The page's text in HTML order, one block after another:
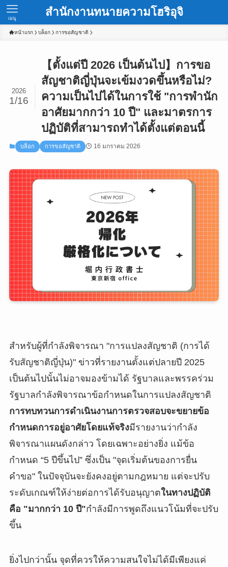
สำนักงานทนายความโฮริอุจิ
เมนู
หน้าแรก บล็อก การขอสัญชาติ
【ตั้งแต่ปี 2026 เป็นต้นไป】การขอ
สัญชาติญี่ปุ่นจะเข้มงวดขึ้นหรือไม่?
ความเป็นไปได้ในการใช้ "การพำนัก
อาศัยมากกว่า 10 ปี" และมาตรการ
ปฏิบัติที่สามารถทำได้ตั้งแต่ตอนนี้
2026
1/16
บล็อก การขอสัญชาติ 16 มกราคม 2026
สำหรับผู้ที่กำลังพิจารณา "การแปลงสัญชาติ (การได้
รับสัญชาติญี่ปุ่น)" ข่าวที่รายงานตั้งแต่ปลายปี 2025
เป็นต้นไปนั้นไม่อาจมองข้ามได้ รัฐบาลและพรรคร่วม
รัฐบาลกำลังพิจารณาข้อกำหนดในการแปลงสัญชาติ
การทบทวนการดำเนินงานการตรวจสอบจะขยายข้อ
กำหนดการอยู่อาศัยโดยแท้จริงมีรายงานว่ากำลัง
พิจารณาแผนดังกล่าว โดยเฉพาะอย่างยิ่ง แม้ข้อ
กำหนด “5 ปีขึ้นไป” ซึ่งเป็น "จุดเริ่มต้นของการยื่น
คำขอ" ในปัจจุบันจะยังคงอยู่ตามกฎหมาย แต่จะปรับ
ระดับเกณฑ์ให้ง่ายต่อการได้รับอนุญาตในทางปฏิบัติ
คือ "มากกว่า 10 ปี"กำลังมีการพูดถึงแนวโน้มที่จะปรับ
ขึ้น
ยิ่งไปกว่านั้น จุดที่ควรให้ความสนใจไม่ได้มีเพียงแค่